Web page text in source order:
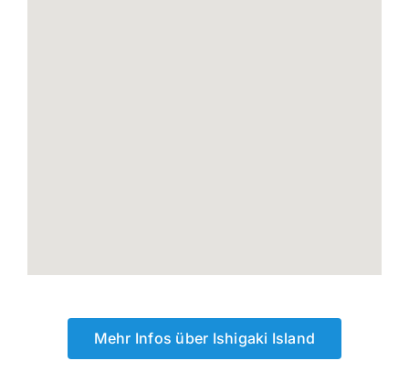
Mehr Infos über Ishigaki Island